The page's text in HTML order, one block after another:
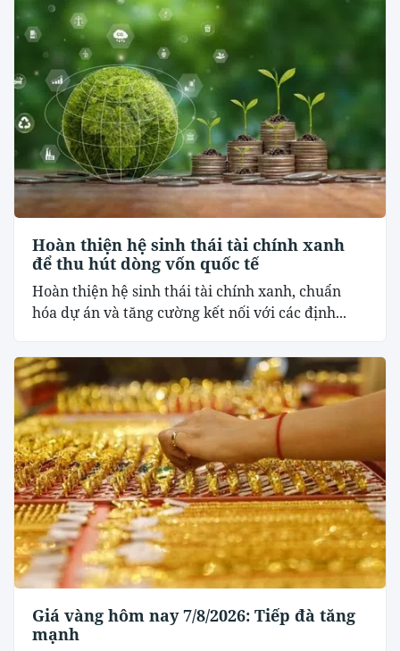
Hoàn thiện hệ sinh thái tài chính xanh
để thu hút dòng vốn quốc tế
Hoàn thiện hệ sinh thái tài chính xanh, chuẩn
hóa dự án và tăng cường kết nối với các định...
Giá vàng hôm nay 7/8/2026: Tiếp đà tăng
mạnh